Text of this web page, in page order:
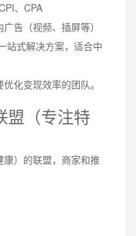
、CPA
告（视频、插屏等）
站式解决方案，适合中
化变现效率的团队。
盟（专注特
）的联盟，商家和推